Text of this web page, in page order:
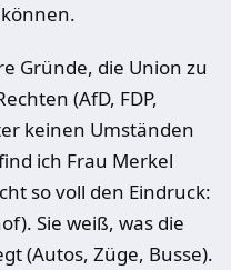
Gründe, die Union zu
(AfD, FDP,
keinen Umständen
ich Frau Merkel
so voll den Eindruck:
Sie weiß, was die
(Autos, Züge, Busse).